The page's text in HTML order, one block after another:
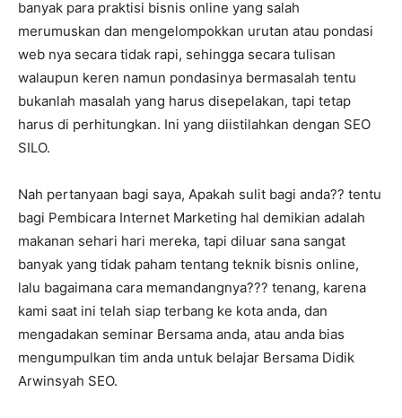
banyak para praktisi bisnis online yang salah
merumuskan dan mengelompokkan urutan atau pondasi
web nya secara tidak rapi, sehingga secara tulisan
walaupun keren namun pondasinya bermasalah tentu
bukanlah masalah yang harus disepelakan, tapi tetap
harus di perhitungkan. Ini yang diistilahkan dengan SEO
SILO.
Nah pertanyaan bagi saya, Apakah sulit bagi anda?? tentu
bagi Pembicara Internet Marketing hal demikian adalah
makanan sehari hari mereka, tapi diluar sana sangat
banyak yang tidak paham tentang teknik bisnis online,
lalu bagaimana cara memandangnya??? tenang, karena
kami saat ini telah siap terbang ke kota anda, dan
mengadakan seminar Bersama anda, atau anda bias
mengumpulkan tim anda untuk belajar Bersama Didik
Arwinsyah SEO.